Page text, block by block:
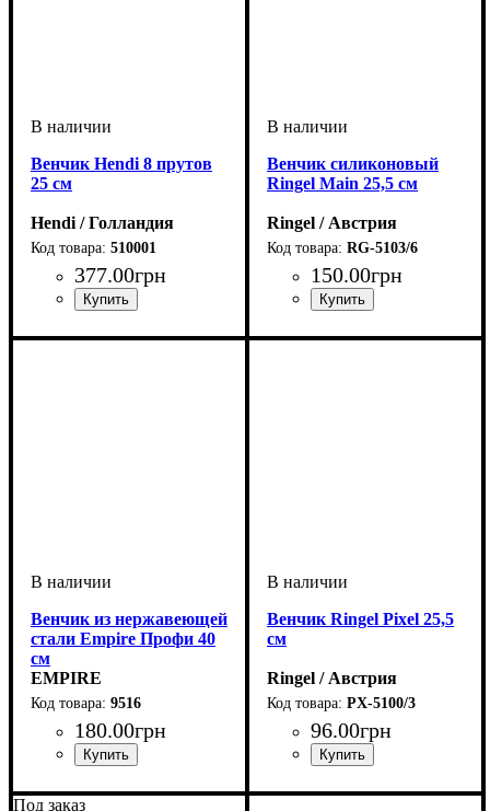
Венчик Hendi 8 прутов
25 см
Hendi / Голландия
510001
377.00грн
Венчик силиконовый
Ringel Main 25,5 см
Ringel / Австрия
RG-5103/6
150.00грн
Венчик из нержавеющей
стали Empire Профи 40
см
EMPIRE
9516
180.00грн
Венчик Ringel Pixel 25,5
см
Ringel / Австрия
PX-5100/3
96.00грн
Под заказ